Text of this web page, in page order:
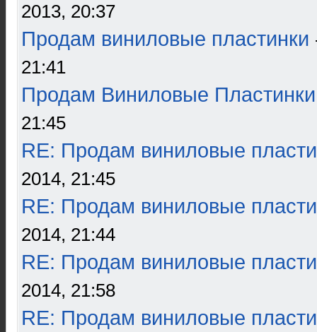
2013, 20:37
Продам виниловые пластинки
21:41
Продам Виниловые Пластинки
21:45
RE: Продам виниловые
2014, 21:45
RE: Продам виниловые
2014, 21:44
RE: Продам виниловые
2014, 21:58
RE: Продам виниловые